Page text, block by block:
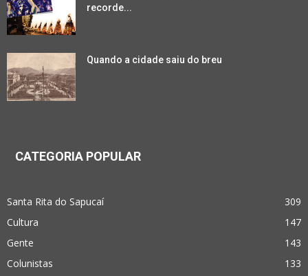
recorde...
Quando a cidade saiu do breu
CATEGORIA POPULAR
Santa Rita do Sapucaí
309
Cultura
147
Gente
143
Colunistas
133